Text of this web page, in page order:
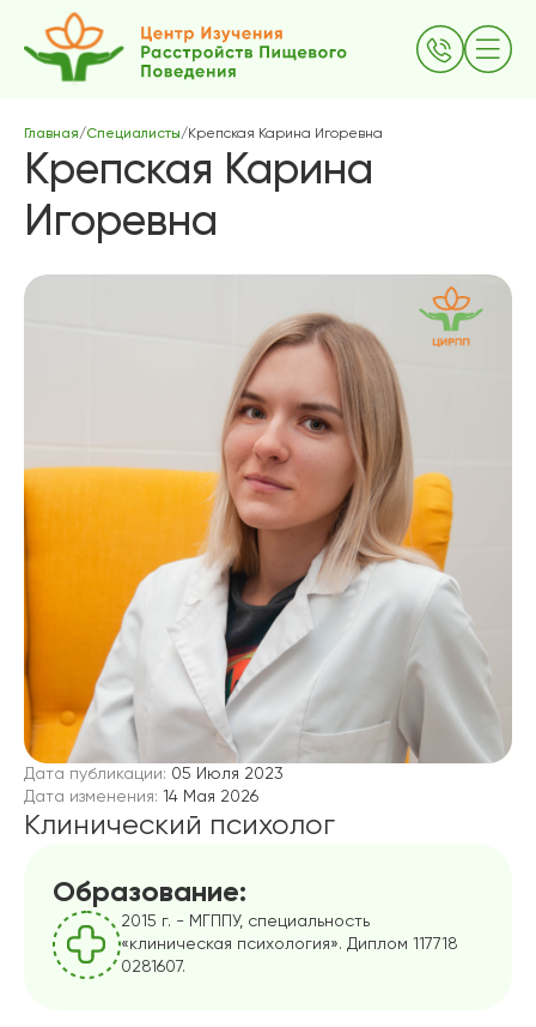
Главная/Специалисты/ Крепская Карина Игоревна
Крепская Карина
Игоревна
Дата публикации: 05 Июля 2023
Дата изменения: 14 Мая 2026
Клинический психолог
Образование:
2015 г. - МГППУ, специальность
«клиническая психология». Диплом 117718
0281607.